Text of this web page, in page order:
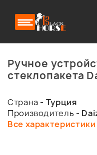
Ручное
стеклопакета
Страна - Турция
Производитель -
Все характеристики